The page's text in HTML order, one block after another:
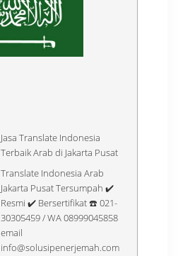
Jasa Translate Indonesia
Terbaik Arab di Jakarta Pusat
Translate Indonesia Arab
Jakarta Pusat Tersumpah ✔️
Resmi ✔️ Bersertifikat ☎️ 021-
30305459 / WA 08999045858
email
info@solusipenerjemah.com